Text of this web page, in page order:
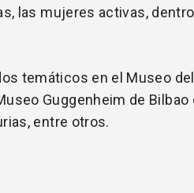
las mujeres activas,
temáticos en el Museo del
Guggenheim de Bilbao
entre otros.